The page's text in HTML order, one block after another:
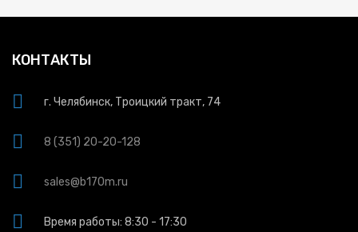
КОНТАКТЫ
г. Челябинск, Троицкий тракт, 74
8 (351) 20-20-128
sales@b170m.ru
Время работы: 8:30 - 17:30